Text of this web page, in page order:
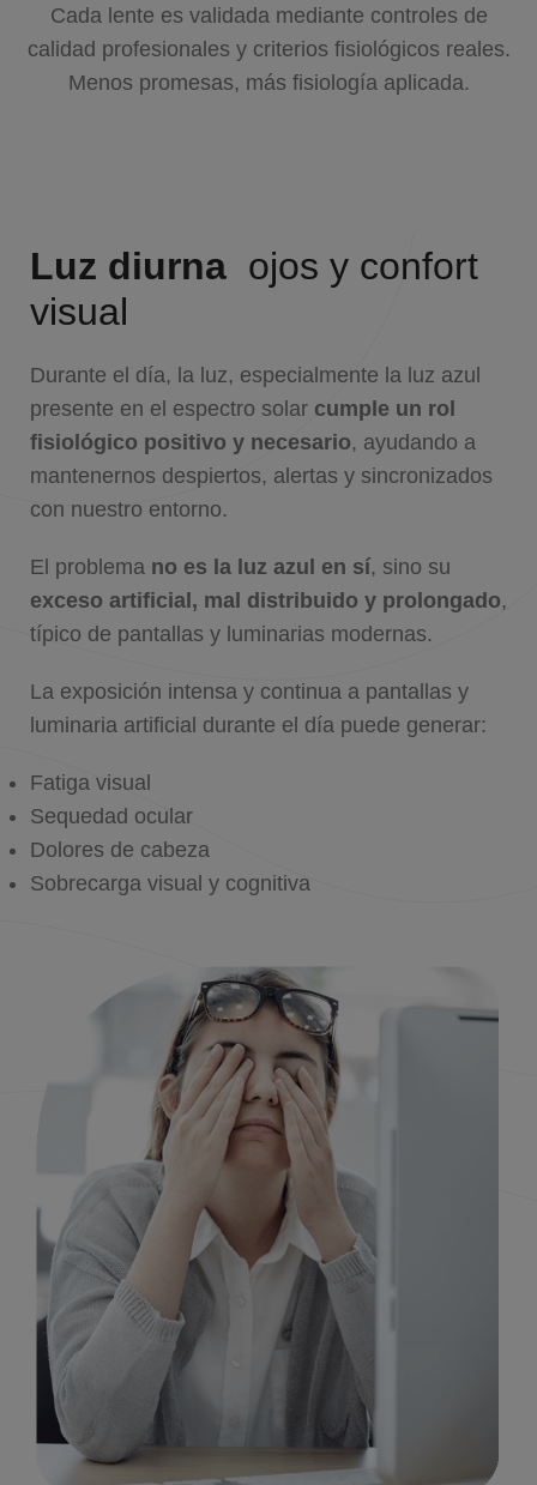
Cada lente es validada mediante controles de
calidad profesionales y criterios fisiológicos reales.
Menos promesas, más fisiología aplicada.
Luz diurna ojos y confort
visual
Durante el día, la luz, especialmente la luz azul
presente en el espectro solar cumple un rol
fisiológico positivo y necesario, ayudando a
mantenernos despiertos, alertas y sincronizados
con nuestro entorno.
El problema no es la luz azul en sí, sino su
exceso artificial, mal distribuido y prolongado,
típico de pantallas y luminarias modernas.
La exposición intensa y continua a pantallas y
luminaria artificial durante el día puede generar:
Fatiga visual
Sequedad ocular
Dolores de cabeza
Sobrecarga visual y cognitiva